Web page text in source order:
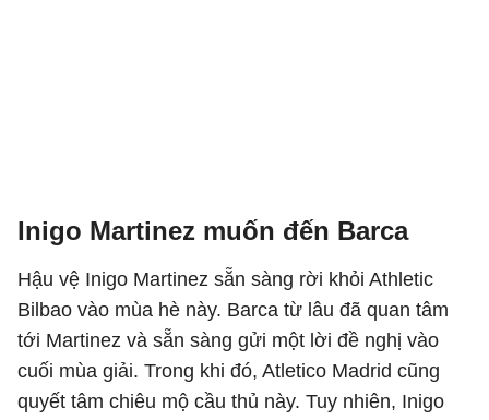
Inigo Martinez muốn đến Barca
Hậu vệ Inigo Martinez sẵn sàng rời khỏi Athletic
Bilbao vào mùa hè này. Barca từ lâu đã quan tâm
tới Martinez và sẵn sàng gửi một lời đề nghị vào
cuối mùa giải. Trong khi đó, Atletico Madrid cũng
quyết tâm chiêu mộ cầu thủ này. Tuy nhiên, Inigo